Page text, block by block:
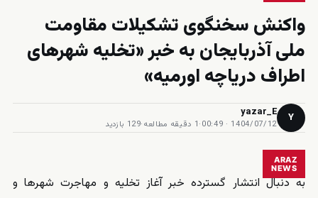
واکنش سخنگوی تشکیلات مقاومت
ملی آذربایجان به خبر «تخلیه شهرهای
اطراف دریاچه اورمیه»
Y
yazar_E
1404/07/12 · 00:49
·1 دقیقه مطالعه ·129 بازدید
ARAZ
NEWS
به دنبال انتشار گسترده خبر آغاز تخلیه و مهاجرت شهرها و